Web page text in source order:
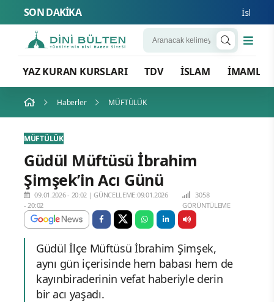
SON DAKİKA İslam
YAZ KURAN KURSLARI TDV İSLAM İMAMLAR
Haberler MÜFTÜLÜK
MÜFTÜLÜK
Güdül Müftüsü İbrahim
Şimşek’in Acı Günü
09.01.2026 - 20:02 |GÜNCELLEME:09.01.2026
- 20:02
3058
GÖRÜNTÜLEME
Güdül İlçe Müftüsü İbrahim Şimşek,
aynı gün içerisinde hem babası hem de
kayınbiraderinin vefat haberiyle derin
bir acı yaşadı.